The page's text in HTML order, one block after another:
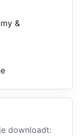
&
downloadt: